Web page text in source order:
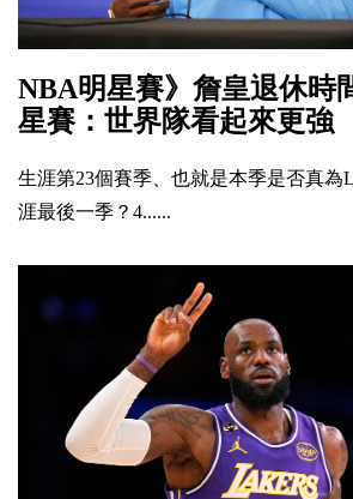
NBA明星賽》詹皇退休時
星賽：世界隊看起來更強
生涯第23個賽季、也就是本季是否真為
涯最後一季？4......